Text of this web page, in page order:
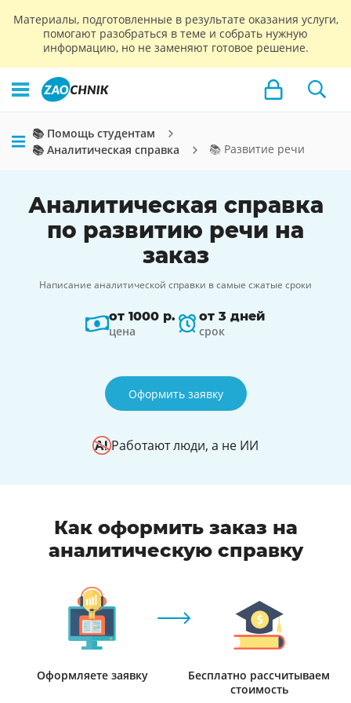
Материалы, подготовленные в результате оказания услуги,
помогают разобраться в теме и собрать нужную
информацию, но не заменяют готовое решение.
📚 Помощь студентам
📚 Аналитическая справка
📚 Развитие речи
Аналитическая справка
по развитию речи на
заказ
Написание аналитической справки в самые сжатые сроки
от 1000 р.
цена
от 3 дней
срок
Оформить заявку
Работают люди, а не ИИ
Как оформить заказ на
аналитическую справку
Оформляете заявку
Бесплатно рассчитываем
стоимость